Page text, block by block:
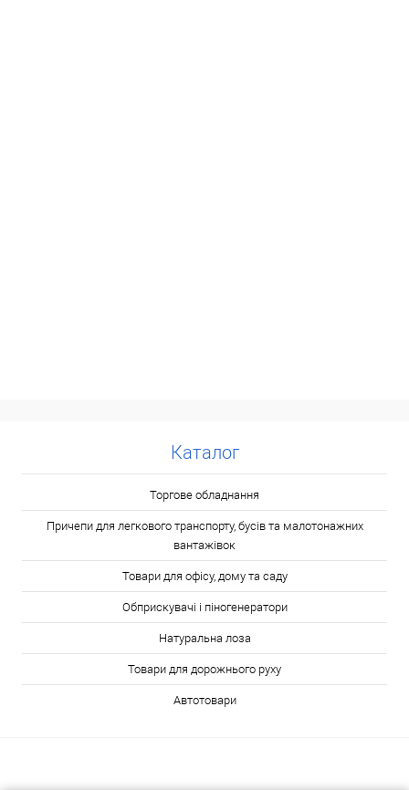
Каталог
Торгове обладнання
Причепи для легкового транспорту, бусів та малотонажних
вантажівок
Товари для офісу, дому та саду
Обприскувачі і піногенератори
Натуральна лоза
Товари для дорожнього руху
Автотовари